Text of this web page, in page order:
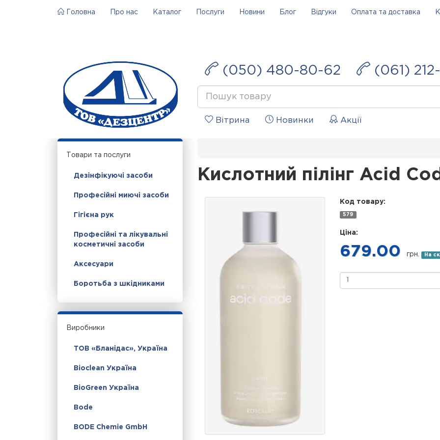
Головна Про нас Каталог Послуги Новини Блог Відгуки Оплата та доставка
(050) 480-80-62 (061)
Вітрина Новинки Акції
Товари та послуги
Дезінфікуючі засоби
Професійні миючі засоби
Гігієна рук
Професійні та лікувальні
косметичні засоби
Аксесуари
Боротьба з шкідниками
Виробники
ТОВ «Бланідас», Україна
Bioclean Україна
BioGreen Україна
Bode
BODE Chemie GmbH
Кислотний пілінг Acid
Код товару:
579
Ціна:
679.00 грн. На